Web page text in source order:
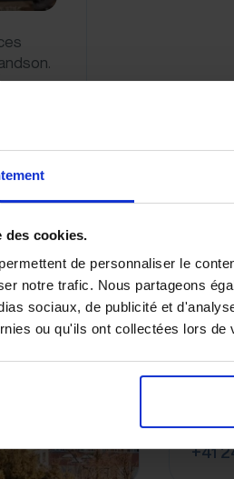
des cookies.
de personnaliser le
notre trafic. Nous partageons
sociaux, de publicité et
ou qu'ils ont collectées lors
Rue
+41